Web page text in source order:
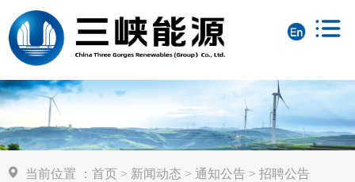
当前位置 ：首页 > 新闻动态 >通知公告 >招聘公告